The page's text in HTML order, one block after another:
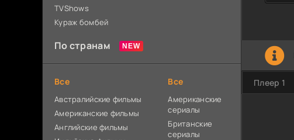
Плеер 1
TVShows
Кураж бомбей
По странам
Все
Австралийские фильмы
Американские фильмы
Английские фильмы
Все
Американские
сериалы
Британские
сериалы